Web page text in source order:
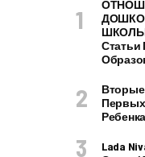
Статьи
Ребенка
Lada